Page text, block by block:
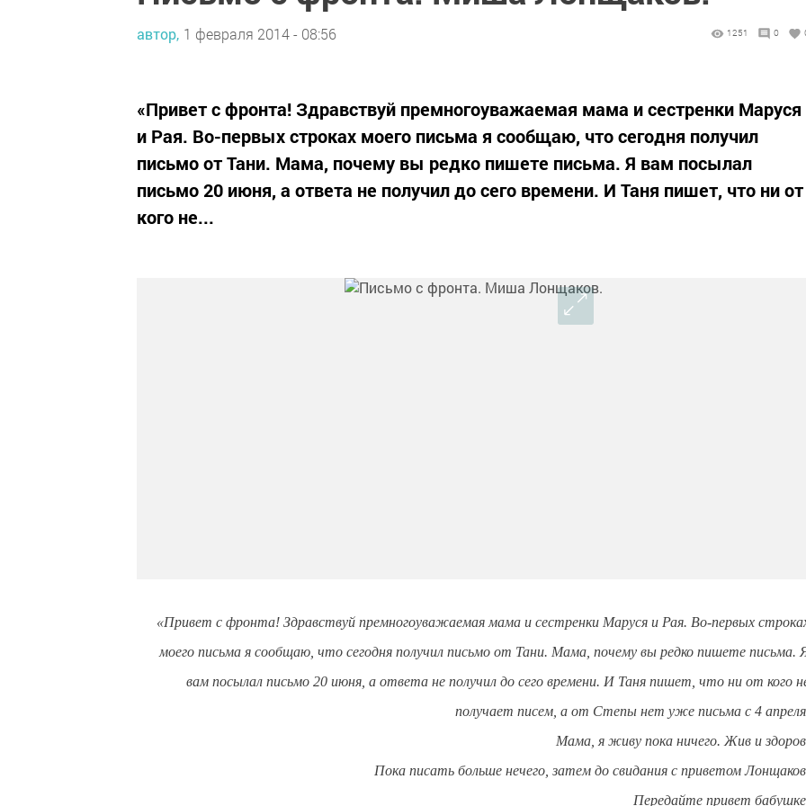
автор, 1 февраля 2014 - 08:56 1251 0
«Привет с фронта! Здравствуй премногоуважаемая мама и сестренки Маруся
и Рая. Во-первых строках моего письма я сообщаю, что сегодня получил
письмо от Тани. Мама, почему вы редко пишете письма. Я вам посылал
письмо 20 июня, а ответа не получил до сего времени. И Таня пишет, что ни от
кого не...
«Привет с фронта! Здравствуй премногоуважаемая мама и сестренки Маруся и Рая. Во-первых
моего письма я сообщаю, что сегодня получил письмо от Тани. Мама, почему вы редко пишете письма.
вам посылал письмо 20 июня, а ответа не получил до сего времени. И Таня пишет, что ни от кого
получает писем, а от Степы нет уже письма с 4
Мама, я живу пока ничего. Жив и
Пока писать больше нечего, затем до свидания с приветом
Передайте привет